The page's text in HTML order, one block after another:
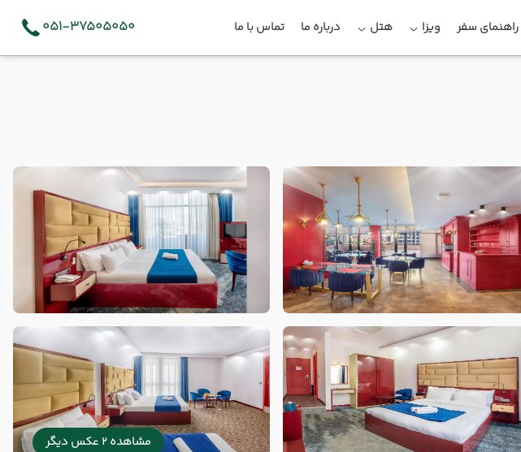
راهنمای سفر ویزا هتل درباره ما تماس با ما 051-37505050
مشاهده 2 عکس دیگر